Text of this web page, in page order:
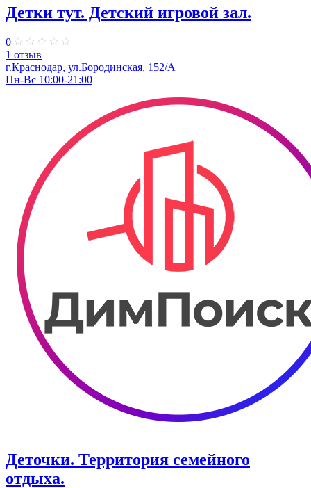
Детки тут. Детский игровой зал.
0
1 отзыв
г.Краснодар, ул.​Бородинская, 152/А
Пн-Вс 10:00-21:00
Деточки. Территория семейного
отдыха.